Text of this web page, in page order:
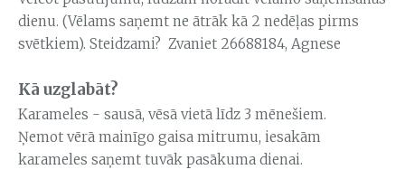
dienu. (Vēlams saņemt ne ātrāk kā 2 nedēļas pirms
svētkiem). Steidzami? Zvaniet 26688184, Agnese
Kā uzglabāt?
Karameles - sausā, vēsā vietā līdz 3 mēnešiem.
Ņemot vērā mainīgo gaisa mitrumu, iesakām
karameles saņemt tuvāk pasākuma dienai.